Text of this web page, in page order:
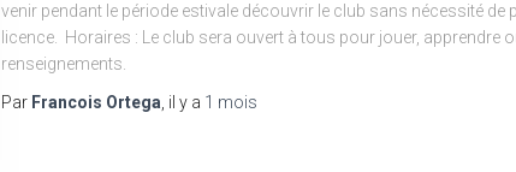
venir pendant le période estivale découvrir le club sans nécessité de
licence. Horaires : Le club sera ouvert à tous pour jouer, apprendre
renseignements.
Par Francois Ortega , il y a 1 mois